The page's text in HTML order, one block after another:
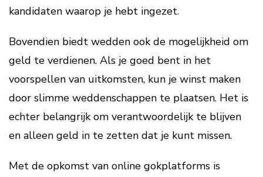
kandidaten waarop je hebt ingezet.
Bovendien biedt wedden ook de mogelijkheid om
geld te verdienen. Als je goed bent in het
voorspellen van uitkomsten, kun je winst maken
door slimme weddenschappen te plaatsen. Het is
echter belangrijk om verantwoordelijk te blijven
en alleen geld in te zetten dat je kunt missen.
Met de opkomst van online gokplatforms is